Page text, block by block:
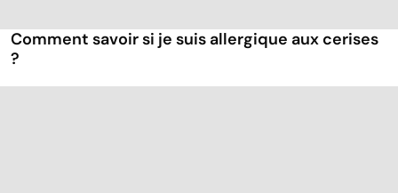
Comment savoir si je suis allergique aux cerises
?